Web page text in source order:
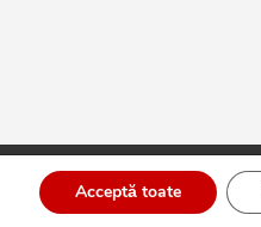
WordPressAcceptă toate